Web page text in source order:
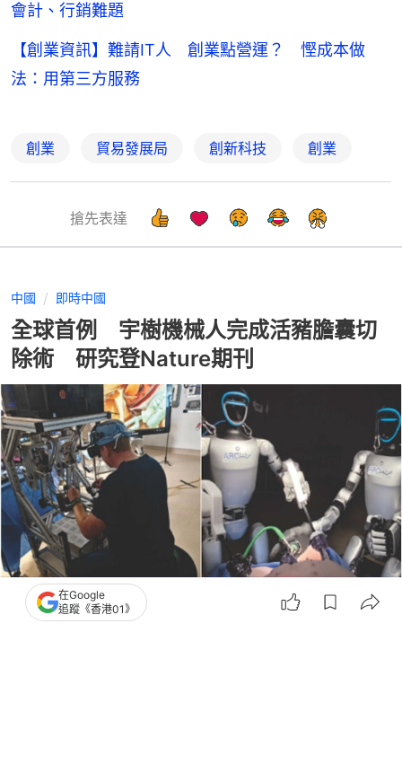
會計、行銷難題
【創業資訊】難請IT人 創業點營運？ 慳成本做
法：用第三方服務
創業 貿易發展局 創新科技 創業
搶先表達
中國 即時中國
全球首例 宇樹機械人完成活豬膽囊切
除術 研究登Nature期刊
撰文：林芷瑩
在Google
追蹤《香港01》